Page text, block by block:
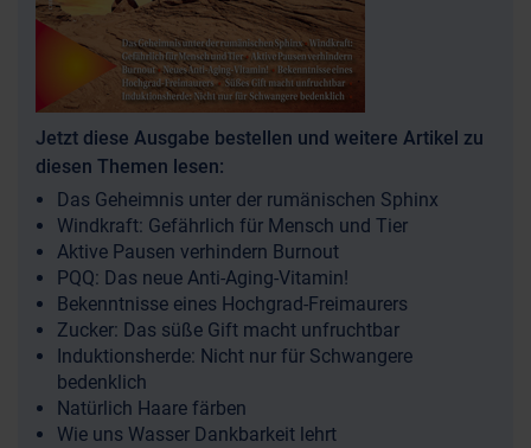
Jetzt diese Ausgabe bestellen und weitere Artikel zu
diesen Themen lesen:
Das Geheimnis unter der rumänischen Sphinx
Windkraft: Gefährlich für Mensch und Tier
Aktive Pausen verhindern Burnout
PQQ: Das neue Anti-Aging-Vitamin!
Bekenntnisse eines Hochgrad-Freimaurers
Zucker: Das süße Gift macht unfruchtbar
Induktionsherde: Nicht nur für Schwangere
bedenklich
Natürlich Haare färben
Wie uns Wasser Dankbarkeit lehrt